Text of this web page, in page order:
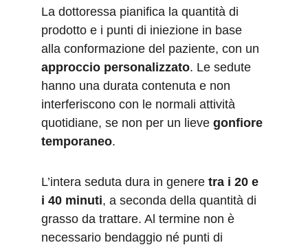
La dottoressa pianifica la quantità di
prodotto e i punti di iniezione in base
alla conformazione del paziente, con un
approccio personalizzato. Le sedute
hanno una durata contenuta e non
interferiscono con le normali attività
quotidiane, se non per un lieve gonfiore
temporaneo.
L’intera seduta dura in genere tra i 20 e
i 40 minuti, a seconda della quantità di
grasso da trattare. Al termine non è
necessario bendaggio né punti di